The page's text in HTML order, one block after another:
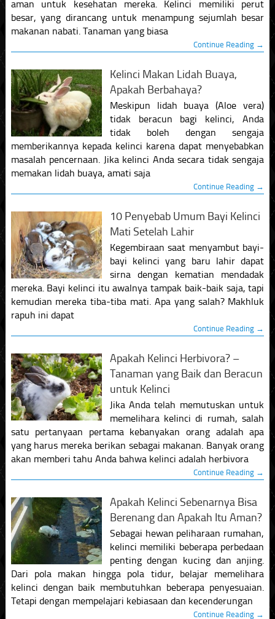
aman untuk kesehatan mereka. Kelinci memiliki perut
besar, yang dirancang untuk menampung sejumlah besar
makanan nabati. Tanaman yang biasa
Continue Reading →
Kelinci Makan Lidah Buaya,
Apakah Berbahaya?
Meskipun lidah buaya (Aloe vera)
tidak beracun bagi kelinci, Anda
tidak boleh dengan sengaja
memberikannya kepada kelinci karena dapat menyebabkan
masalah pencernaan. Jika kelinci Anda secara tidak sengaja
memakan lidah buaya, amati saja
Continue Reading →
10 Penyebab Umum Bayi Kelinci
Mati Setelah Lahir
Kegembiraan saat menyambut bayi-
bayi kelinci yang baru lahir dapat
sirna dengan kematian mendadak
mereka. Bayi kelinci itu awalnya tampak baik-baik saja, tapi
kemudian mereka tiba-tiba mati. Apa yang salah? Makhluk
rapuh ini dapat
Continue Reading →
Apakah Kelinci Herbivora? –
Tanaman yang Baik dan Beracun
untuk Kelinci
Jika Anda telah memutuskan untuk
memelihara kelinci di rumah, salah
satu pertanyaan pertama kebanyakan orang adalah apa
yang harus mereka berikan sebagai makanan. Banyak orang
akan memberi tahu Anda bahwa kelinci adalah herbivora
Continue Reading →
Apakah Kelinci Sebenarnya Bisa
Berenang dan Apakah Itu Aman?
Sebagai hewan peliharaan rumahan,
kelinci memiliki beberapa perbedaan
penting dengan kucing dan anjing.
Dari pola makan hingga pola tidur, belajar memelihara
kelinci dengan baik membutuhkan beberapa penyesuaian.
Tetapi dengan mempelajari kebiasaan dan kecenderungan
Continue Reading →